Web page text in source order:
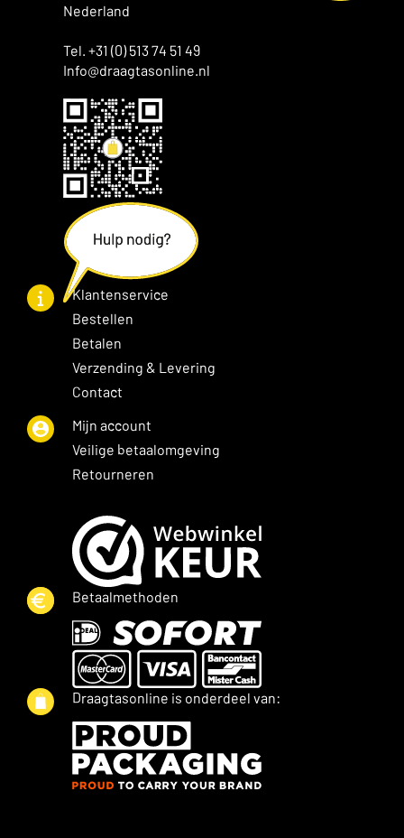
Nederland
Tel. +31 (0) 513 74 51 49
Info@draagtasonline.nl
Klantenservice
Bestellen
Betalen
Verzending & Levering
Contact
Mijn account
Veilige betaalomgeving
Retourneren
Betaalmethoden
Draagtasonline is onderdeel van: